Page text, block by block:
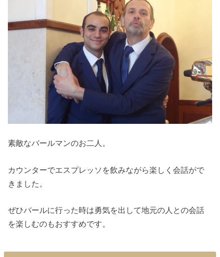
素敵なバールマンのお二人。
カウンターでエスプレッソを飲みながら楽しく会話がで
きました。
ぜひバールに行った時は勇気を出して地元の人との会話
を楽しむのもおすすめです。